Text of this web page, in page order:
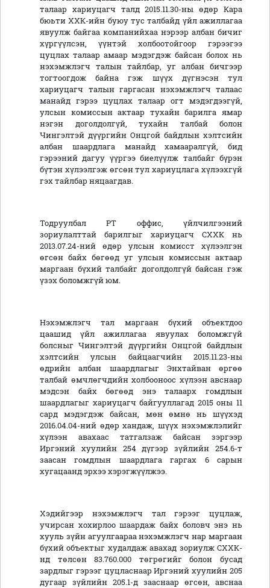
талаар хариуцагч талд 2015.11.30-ны өдөр Кара
бюьти ХХК-ийн буюу тус талбайд үйл ажиллагаа
явуулж байгаа компанийхаа нэрээр албан бичиг
хүргүүлсэн, үүнтэй холбоотойгоор гэрээгээ
цуцлах талаар амаар мэдэгдэж байсан болох нь
нэхэмжлэгч талын тайлбар, уг албан бичгээр
тогтоогдож байна гэж шүүх дүгнэсэн тул
хариуцагч талын гаргасан нэхэмжлэгч талаас
манайд гэрээ цуцлах талаар огт мэдэгдээгүй,
улсын комиссын актаар тухайн барилга ямар
нэгэн доголдолгүй, тухайн талбай болон
Чингэлтэй дүүргийн Онцгой байдлын хэлтсийн
албан шаардлага манайд хамааралгүй, бид
гэрээний дагуу үүргээ биелүүлж талбайг бүрэн
бүтэн хүлээлгэж өгсөн тул хариуцлага хүлээхгүй
гэх тайлбар няцаагдав.
Тодруулбал PT оффис, үйлчилгээний
зориулалттай барилгыг хариуцагч СХХК нь
2013.07.24-ний өдөр улсын комисст хүлээлгэн
өгсөн байх бөгөөд уг улсын комиссын актаар
маргаан бүхий талбайг доголдолгүй байсан гэж
үзэх боломжгүй юм.
Нэхэмжлэгч тал маргаан бүхий объектдоо
цаашид үйл ажиллагаа явуулах боломжгүй
болсныг Чингэлтэй дүүргийн Онцгой байдлын
хэлтсийн улсын байцаагчийн 2015.11.23-ны
өдрийн албан шаардлагыг Энхтайван өргөө
талбай өмчлөгчдийн холбооноос хүлээн авснаар
мэдсэн байх бөгөөд энэ талаарх гомдлын
шаардлагыг хариуцагч байгууллагад 2015 оны 11
сард мэдэгдэж байсан, мөн өмнө нь шүүхэд
2016.04.04-ний өдөр хандаж, шүүх нэхэмжлэлийг
хүлээн авахаас татгалзаж байсан зэргээр
Иргэний хуулийн 254 дүгээр зүйлийн 254.6-т
заасан гомдлын шаардлага гаргах 6 сарын
хугацаанд эрхээ хэрэгжүүлжээ.
Хэдийгээр нэхэмжлэгч тал гэрээг цуцлаж,
учирсан хохирлоо шаардаж байх боловч энэ нь
хууль зүйн агуулгаараа нэхэмжлэгч нар маргаан
бүхий объектыг худалдаж авахад зориулж СХХК-
нд төлсөн 83.760.000 төгрөгийг болон бусад
зардлыг гэрээг цуцласнаар Иргэний хуулийн 205
дугаар зүйлийн 205.1-д зааснаар өгсөн, авснаа